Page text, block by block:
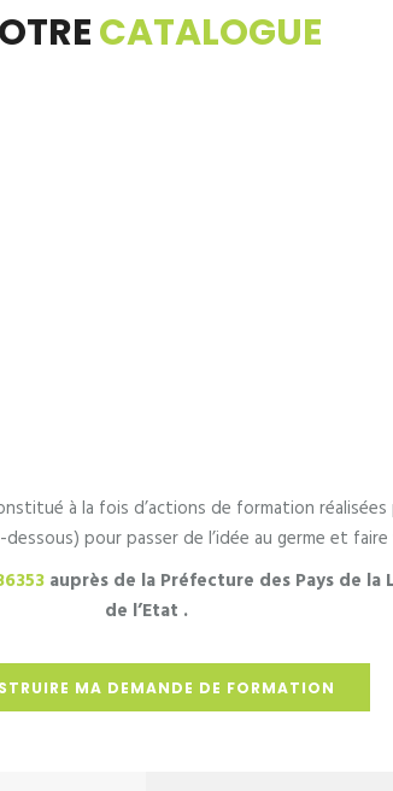
CATALOGUE
à la fois d’actions de formation réalisées
pour passer de l’idée au germe et
auprès de la Préfecture des Pays de
de l’Etat .
MA DEMANDE DE FORMATION